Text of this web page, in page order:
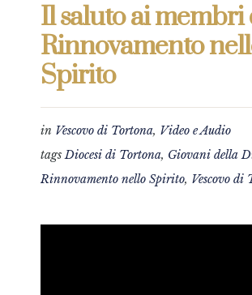
Il saluto ai membri
Rinnovamento
Spirito
in Vescovo di Tortona, Video e Audio
tagsDiocesi di Tortona, Giovani della
Rinnovamento nello Spirito, Vescovo di